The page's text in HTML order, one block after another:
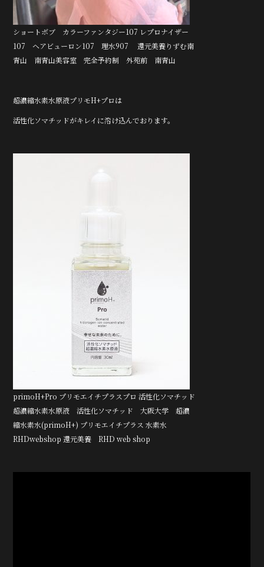
ショートボブ カラーファンタジー107 レプロナイザー
107 ヘアビューロン107 理水907 還元美養りずむ南
青山 南青山美容室 完全予約制 外苑前 南青山
超濃縮水素水原液プリモH+プロは
活性化ソマチッドがキレイに溶け込んでおります。
primoH+Pro プリモエイチプラスプロ 活性化ソマチッド
超濃縮水素水原液 活性化ソマチッド 大阪大学 超濃
縮水素水(primoH+) プリモエイチプラス 水素水
RHDwebshop 還元美養 RHD web shop